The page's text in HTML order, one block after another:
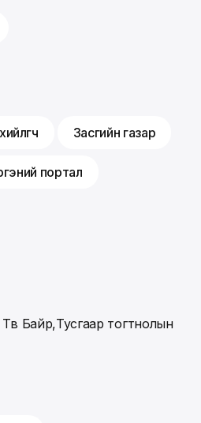
Засгийн газар
портал
Байр,Тусгаар тогтнолын